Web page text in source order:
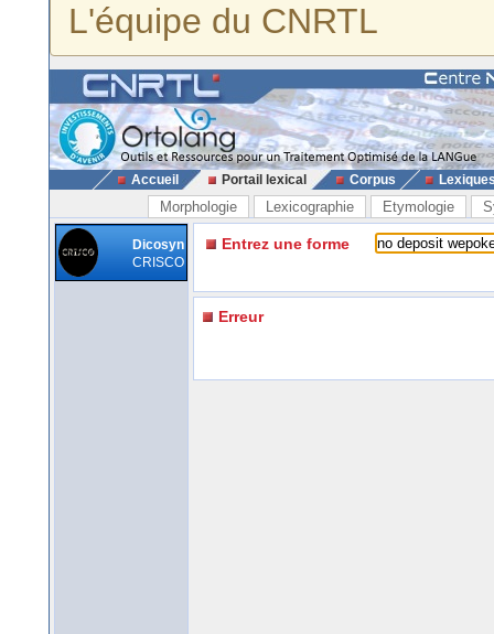
L'équipe du CNRTL
Accueil Portail lexical Corpus
Morphologie Lexicographie Etymologie
Dicosyn
CRISCO
Entrez une forme
Erreur